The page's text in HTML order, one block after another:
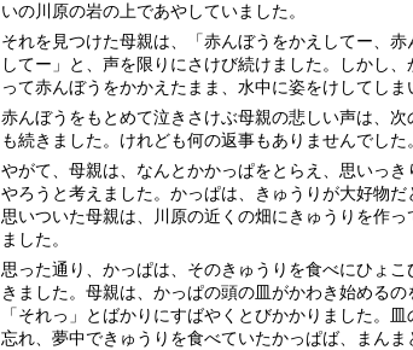
いの川原の岩の上であやしていました。
それを見つけた母親は、「赤んぼうをかえしてー、赤
してー」と、声を限りにさけび続けました。しかし、
って赤んぼうをかかえたまま、水中に姿をけしてしま
赤んぼうをもとめて泣きさけぶ母親の悲しい声は、次
も続きました。けれども何の返事もありませんでした。
やがて、母親は、なんとかかっぱをとらえ、思いっき
やろうと考えました。かっぱは、きゅうりが大好物だ
思いついた母親は、川原の近くの畑にきゅうりを作っ
ました。
思った通り、かっぱは、そのきゅうりを食べにひょこ
きました。母親は、かっぱの頭の皿がかわき始めるの
「それっ」とばかりにすばやくとびかかりました。皿
忘れ、夢中できゅうりを食べていたかっぱば、まんま